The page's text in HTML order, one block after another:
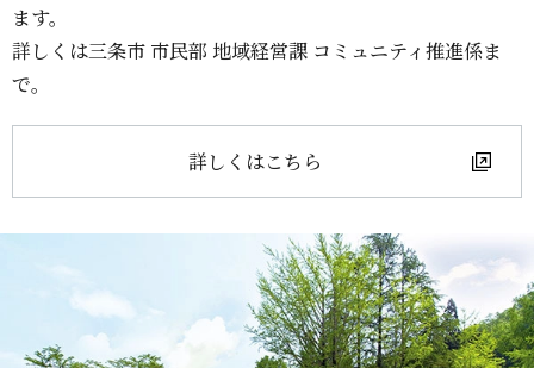
ます。
詳しくは三条市 市民部 地域経営課 コミュニティ推進係ま
で。
詳しくはこちら